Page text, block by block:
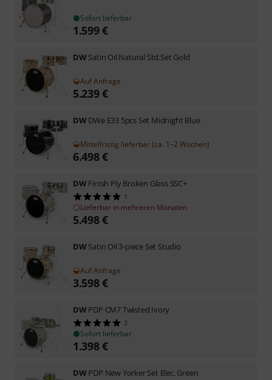
Sofort lieferbar
1.599€
DWSatin Oil Natural Std.Set Gold
Auf Anfrage
5.239€
DWDWe E33 5pcs Set Midnight Blue
Mittelfristig lieferbar (ca. 1–2 Wochen)
6.498€
DWFinish Ply Broken Glass SSC+
1
Lieferbar in mehreren Monaten
5.498€
DWSatin Oil 3-piece Set Studio
Auf Anfrage
3.598€
DWPDP CM7 Twisted Ivory
2
Sofort lieferbar
1.398€
DWPDP New Yorker Set Elec. Green